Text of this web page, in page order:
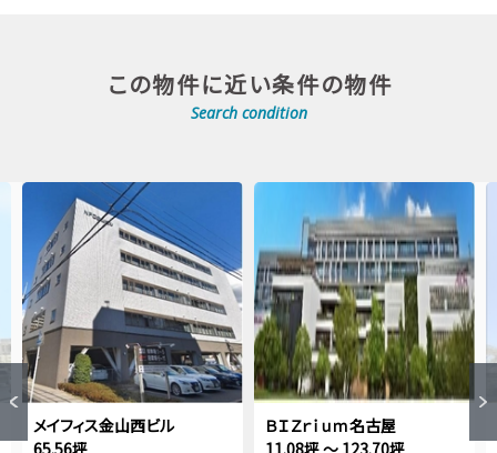
この物件に近い条件の物件
Search condition
メイフィス金山西ビル
65.56坪
ＢＩＺｒｉｕｍ名古屋
11.08坪 ～ 123.70坪